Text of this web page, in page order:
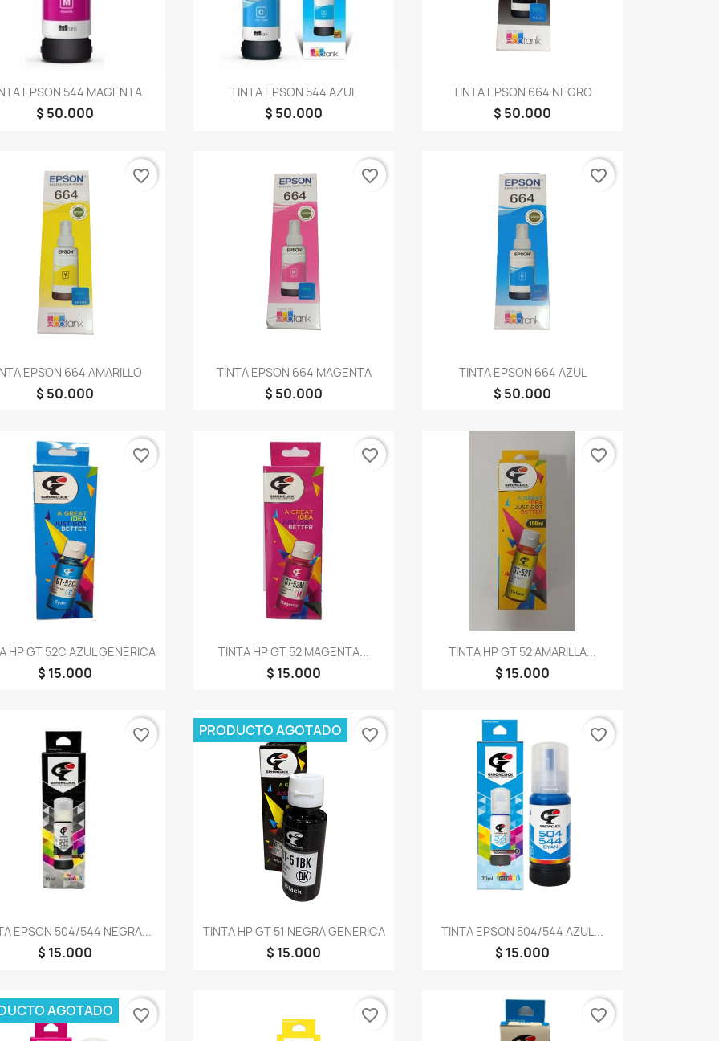
Vista rápida
EPSON 544 MAGENTA
$ 50.000
Vista rápida
TINTA EPSON 544 AZUL
$ 50.000
Vista rápida
TINTA EPSON 664 NEGRO
$ 50.000
Vista rápida
EPSON 664 AMARILLO
$ 50.000
favorite_border
Vista rápida
TINTA EPSON 664 MAGENTA
$ 50.000
favorite_border
Vista rápida
TINTA EPSON 664 AZUL
$ 50.000
favorite_border
Vista rápida
HP GT 52C AZUL GENERICA
$ 15.000
favorite_border
Vista rápida
TINTA HP GT 52 MAGENTA...
$ 15.000
favorite_border
Vista rápida
TINTA HP GT 52 AMARILLA...
$ 15.000
favorite_border
Vista rápida
EPSON 504/544 NEGRA...
$ 15.000
favorite_border
Vista rápida
TINTA HP GT 51 NEGRA GENERICA
$ 15.000
PRODUCTO AGOTADO favorite_border
Vista rápida
TINTA EPSON 504/544 AZUL...
$ 15.000
favorite_border
AGOTADO favorite_border favorite_border favorite_border